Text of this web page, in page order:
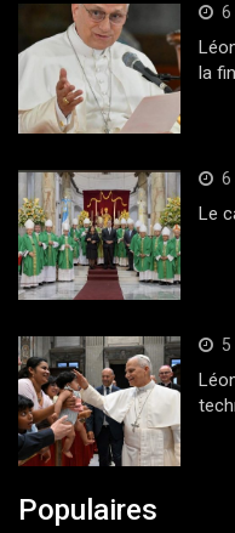
6
la
6
Le
Populaires